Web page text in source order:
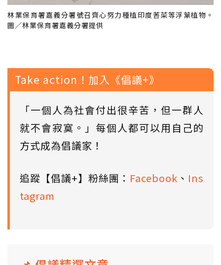
林業保育署嘉義分署號召齊心努力種植印度莕菜等浮葉植物。
圖／林業保育署嘉義分署提供
Take action！加入《倡議+》
「一個人為社會付出很辛苦，但一群人
就不會寂寞。」每個人都可以用自己的
方式成為倡議家！
追蹤【倡議+】粉絲團： Facebook 、 Ins
tagram